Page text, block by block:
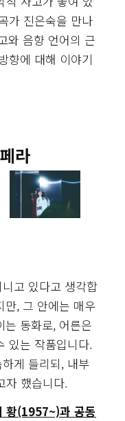
가 진은숙을 만나
와 음향 언어의 근
향에 대해 이야기
라
고 있다고 생각합
만, 그 안에는 매우
는 동화로, 어른은
있는 작품입니다.
게 들리되, 내부
자 했습니다.
황(1957~)과 공동